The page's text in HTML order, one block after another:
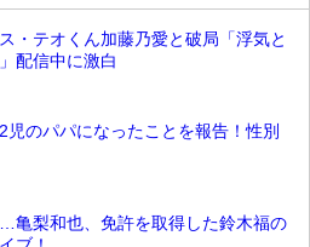
・テオくん加藤乃愛と破局「浮気と
配信中に激白
児のパパになったことを報告！性別
亀梨和也、免許を取得した鈴木福の